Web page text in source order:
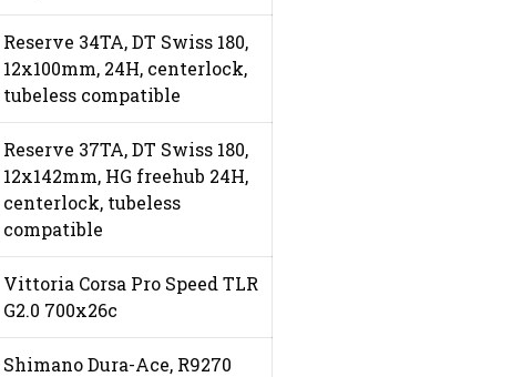
Reserve 34TA, DT Swiss 180,
12x100mm, 24H, centerlock,
tubeless compatible
Reserve 37TA, DT Swiss 180,
12x142mm, HG freehub 24H,
centerlock, tubeless
compatible
Vittoria Corsa Pro Speed TLR
G2.0 700x26c
Shimano Dura-Ace, R9270